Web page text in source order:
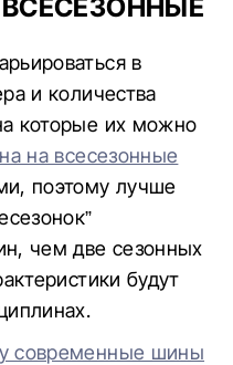
в
и количества
которые их можно
на всесезонные
поэтому лучше
чем две сезонных
будут
современные шины